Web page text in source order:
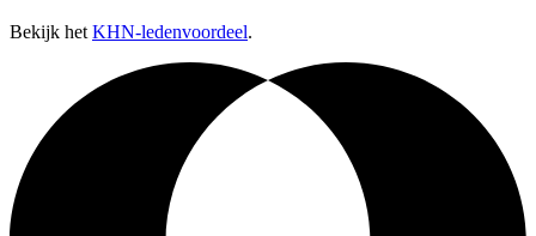
Bekijk hetKHN-ledenvoordeel.